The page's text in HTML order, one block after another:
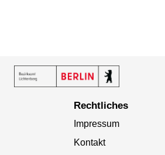
Rechtliches
Impressum
Kontakt